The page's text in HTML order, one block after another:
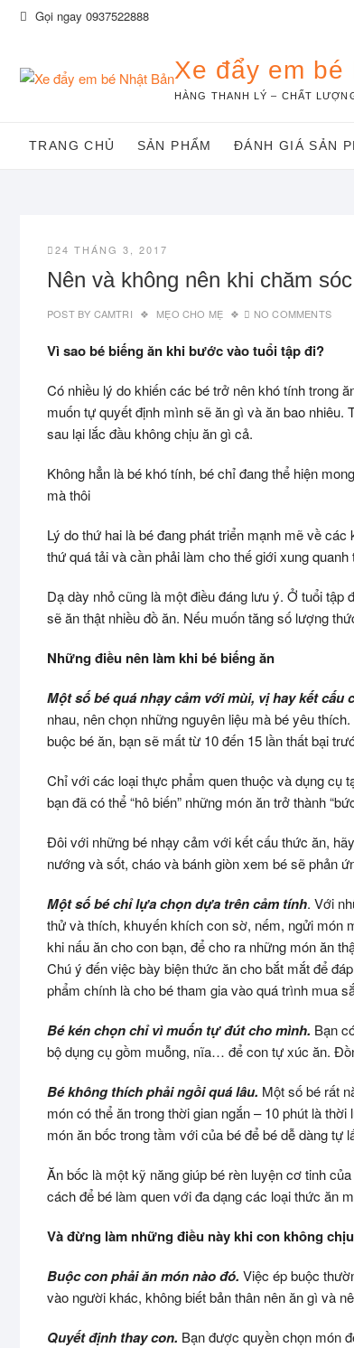
Skip Gọi ngay 0937522888
Xe đẩy em bé
HÀNG THANH LÝ – CHẤT
TRANG CHỦ SẢN PHẨM ĐÁNH GIÁ SẢN
24 THÁNG 3, 2017
Nên và không nên khi chăm
POST BY CAMTRI MẸO CHO MẸ NO COMMENTS
Vì sao bé biếng ăn khi bước vào tuổi tập đi?
Có nhiều lý do khiến các bé trở nên khó tính trong
muốn tự quyết định mình sẽ ăn gì và ăn bao nhiêu.
sau lại lắc đầu không chịu ăn gì cả.
Không hẳn là bé khó tính, bé chỉ đang thể hiện
mà thôi
Lý do thứ hai là bé đang phát triển mạnh mẽ về
thứ quá tải và cần phải làm cho thế giới xung
Dạ dày nhỏ cũng là một điều đáng lưu ý. Ở tuổi
sẽ ăn thật nhiều đồ ăn. Nếu muốn tăng số lượng
Những điều nên làm khi bé biếng ăn
Một số bé quá nhạy cảm với mùi, vị hay kết cấu
nhau, nên chọn những nguyên liệu mà bé yêu
buộc bé ăn, bạn sẽ mất từ 10 đến 15 lần thất bại
Chỉ với các loại thực phẩm quen thuộc và dụng cụ
bạn đã có thể “hô biến” những món ăn trở thành
Đôi với những bé nhạy cảm với kết cấu thức ăn,
nướng và sốt, cháo và bánh giòn xem bé sẽ phản
Một số bé chỉ lựa chọn dựa trên cảm tính. Với
thử và thích, khuyến khích con sờ, nếm, ngửi món
khi nấu ăn cho con bạn, để cho ra những món ăn
Chú ý đến việc bày biện thức ăn cho bắt mắt để
phẩm chính là cho bé tham gia vào quá trình mua
Bé kén chọn chỉ vì muốn tự đút cho mình. Bạn
bộ dụng cụ gồm muỗng, nĩa… để con tự xúc ăn.
Bé không thích phải ngồi quá lâu. Một số bé rất
món có thể ăn trong thời gian ngắn – 10 phút là
món ăn bốc trong tầm với của bé để bé dễ dàng tự
Ăn bốc là một kỹ năng giúp bé rèn luyện cơ tinh
cách để bé làm quen với đa dạng các loại thức ăn
Và đừng làm những điều này khi con không
Buộc con phải ăn món nào đó. Việc ép buộc
vào người khác, không biết bản thân nên ăn gì và
Quyết định thay con. Bạn được quyền chọn món